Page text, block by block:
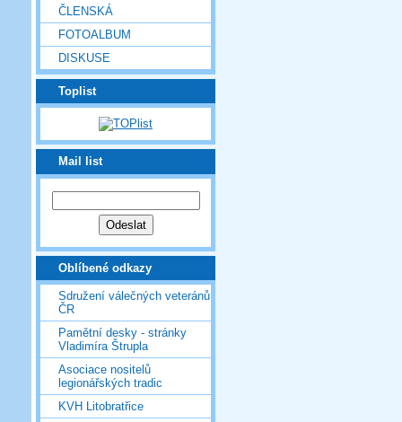
ČLENSKÁ
FOTOALBUM
DISKUSE
Toplist
Mail list
Oblíbené odkazy
Sdružení válečných veteránů
ČR
Pamětní desky - stránky
Vladimíra Štrupla
Asociace nositelů
legionářských tradic
KVH Litobratřice